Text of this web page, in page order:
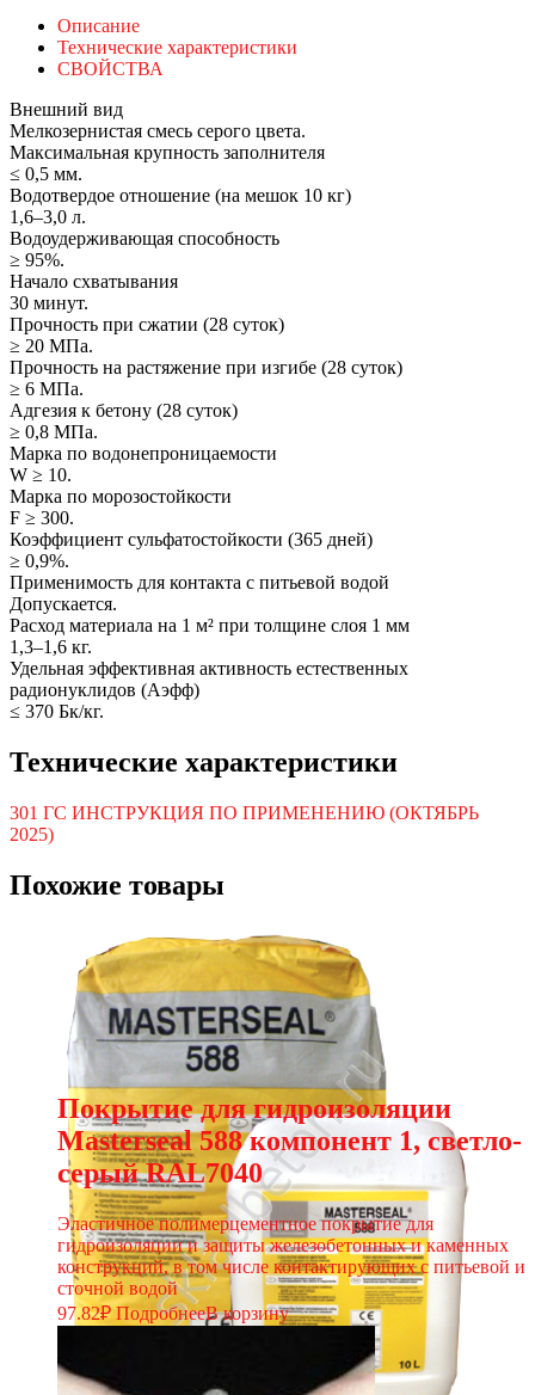
Описание
Технические характеристики
СВОЙСТВА
Внешний вид
Мелкозернистая смесь серого цвета.
Максимальная крупность заполнителя
≤ 0,5 мм.
Водотвердое отношение (на мешок 10 кг)
1,6–3,0 л.
Водоудерживающая способность
≥ 95%.
Начало схватывания
30 минут.
Прочность при сжатии (28 суток)
≥ 20 МПа.
Прочность на растяжение при изгибе (28 суток)
≥ 6 МПа.
Адгезия к бетону (28 суток)
≥ 0,8 МПа.
Марка по водонепроницаемости
W ≥ 10.
Марка по морозостойкости
F ≥ 300.
Коэффициент сульфатостойкости (365 дней)
≥ 0,9%.
Применимость для контакта с питьевой водой
Допускается.
Расход материала на 1 м² при толщине слоя 1 мм
1,3–1,6 кг.
Удельная эффективная активность естественных
радионуклидов (Аэфф)
≤ 370 Бк/кг.
Технические характеристики
301 ГС ИНСТРУКЦИЯ ПО ПРИМЕНЕНИЮ (ОКТЯБРЬ
2025)
Похожие товары
Покрытие для гидроизоляции
Masterseal 588 компонент 1, светло-
серый RAL7040
Эластичное полимерцементное покрытие для
гидроизоляции и защиты железобетонных и каменных
конструкций, в том числе контактирующих с питьевой и
сточной водой
97.82₽ ПодробнееВ корзину